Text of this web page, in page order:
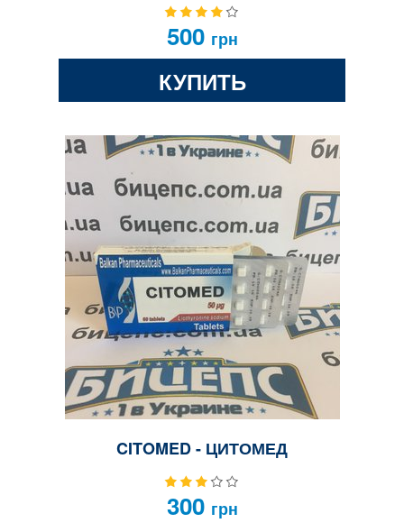
500 грн
КУПИТЬ
CITOMED - ЦИТОМЕД
300 грн